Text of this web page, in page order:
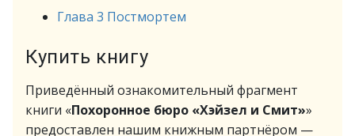
Глава 3 Постмортем
Купить книгу
Приведённый ознакомительный фрагмент
книги «Похоронное бюро «Хэйзел и Смит»»
предоставлен нашим книжным партнёром —